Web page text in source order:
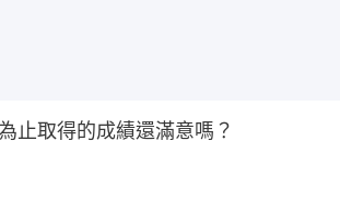
止取得的成績還滿意嗎？